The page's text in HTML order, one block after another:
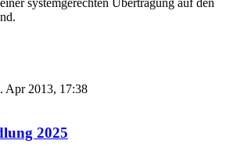
Apr 2013, 17:38
2025